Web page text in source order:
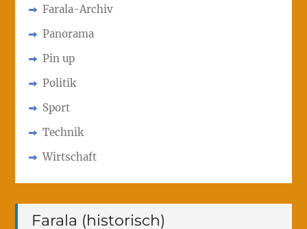
Farala-Archiv
Panorama
Pin up
Politik
Sport
Technik
Wirtschaft
Farala (historisch)